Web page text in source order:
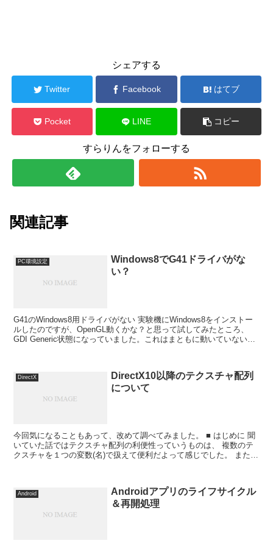
シェアする
Twitter Facebook はてブ
Pocket LINE コピー
すらりんをフォローする
関連記事
PC環境設定
Windows8でG41ドライバがな
い？
G41のWindows8用ドライバがない 実験機にWindows8をインストー
ルしたのですが、OpenGL動くかな？と思って試してみたところ、
GDI Generic状態になっていました。これはまともに動いていない！
DirectX
DirectX10以降のテクスチャ配列
について
今回気になることもあって、改めて調べてみました。 ■ はじめに 聞
いていた話ではテクスチャ配列の利便性っていうものは、 複数のテ
クスチャを１つの変数(名)で扱えて便利だよって感じでした。 また大
Android
Androidアプリのライフサイクル
＆再開処理